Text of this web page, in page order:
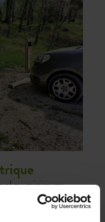
au minimum
n’est pas toujours